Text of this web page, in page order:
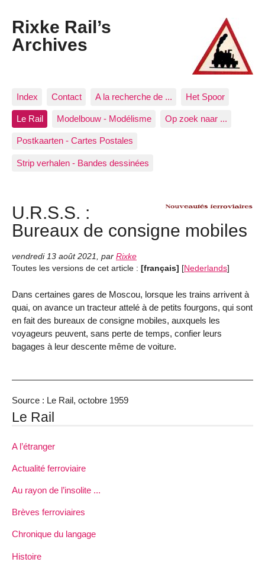
Rixke Rail’s
Archives
Index Contact A la recherche de ... Het Spoor
Le Rail Modelbouw - Modélisme Op zoek naar ...
Postkaarten - Cartes Postales
Strip verhalen - Bandes dessinées
U.R.S.S. :
Bureaux de consigne mobiles
vendredi 13 août 2021, par Rixke
Toutes les versions de cet article : [français] [Nederlands]
Dans certaines gares de Moscou, lorsque les trains arrivent à
quai, on avance un tracteur attelé à de petits fourgons, qui sont
en fait des bureaux de consigne mobiles, auxquels les
voyageurs peuvent, sans perte de temps, confier leurs
bagages à leur descente même de voiture.
Source : Le Rail, octobre 1959
Le Rail
A l’étranger
Actualité ferroviaire
Au rayon de l’insolite ...
Brèves ferroviaires
Chronique du langage
Histoire